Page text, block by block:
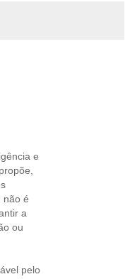
e
não é
a
ou
pelo